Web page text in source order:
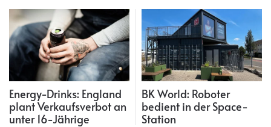
Energy-Drinks: England
plant Verkaufsverbot an
unter 16-Jährige
BK World: Roboter
bedient in der Space-
Station